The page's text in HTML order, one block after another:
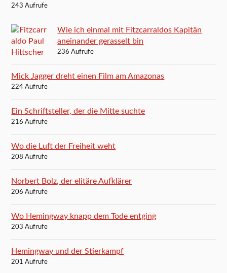
243 Aufrufe
Wie ich einmal mit Fitzcarraldos Kapitän
aneinander gerasselt bin
236 Aufrufe
Mick Jagger dreht einen Film am Amazonas
224 Aufrufe
Ein Schriftsteller, der die Mitte suchte
216 Aufrufe
Wo die Luft der Freiheit weht
208 Aufrufe
Norbert Bolz, der elitäre Aufklärer
206 Aufrufe
Wo Hemingway knapp dem Tode entging
203 Aufrufe
Hemingway und der Stierkampf
201 Aufrufe